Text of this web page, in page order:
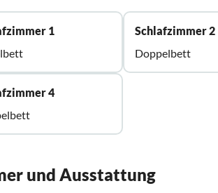
1
Schlafzimmer 2
Doppelbett
4
und Ausstattung